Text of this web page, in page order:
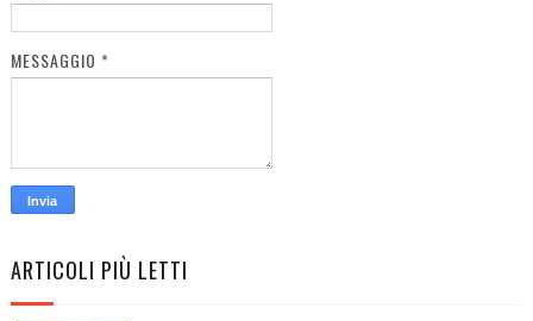
MESSAGGIO *
ARTICOLI PIÙ LETTI